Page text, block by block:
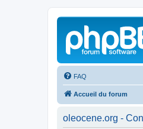
FAQ
Accueil du forum
oleocene.org -